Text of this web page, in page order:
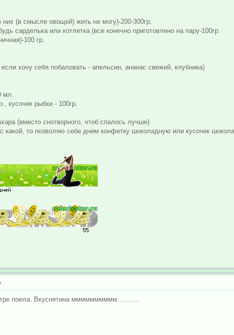
(в смысле овощей) жить не могу)-200-300гр.
сарделька или котлетка (все конечно приготовлено на пару-100гр.
100 гр.
хочу себя побаловать - апельсин, ананас свежий, клубника)
мл.
кусочек рыбки - 100гр.
(вместо снотворного, чтоб спалось лучше)
какой, то позволяю себе днем конфетку шоколадную или кусочек
поела. Вкуснятина мммммммммм...........